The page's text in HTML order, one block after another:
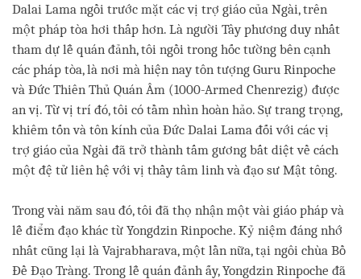
Dalai Lama ngồi trước mặt các vị trợ giáo của Ngài, trên
một pháp tòa hơi thấp hơn. Là người Tây phương duy nhất
tham dự lễ quán đảnh, tôi ngồi trong hốc tường bên cạnh
các pháp tòa, là nơi mà hiện nay tôn tượng Guru Rinpoche
và Đức Thiên Thủ Quán Âm (1000-Armed Chenrezig) được
an vị. Từ vị trí đó, tôi có tầm nhìn hoàn hảo. Sự trang trọng,
khiêm tốn và tôn kính của Đức Dalai Lama đối với các vị
trợ giáo của Ngài đã trở thành tấm gương bất diệt về cách
một đệ tử liên hệ với vị thầy tâm linh và đạo sư Mật tông.
Trong vài năm sau đó, tôi đã thọ nhận một vài giáo pháp và
lễ điểm đạo khác từ Yongdzin Rinpoche. Kỷ niệm đáng nhớ
nhất cũng lại là Vajrabharava, một lần nữa, tại ngôi chùa Bồ
Đề Đạo Tràng. Trong lễ quán đảnh ấy, Yongdzin Rinpoche đã